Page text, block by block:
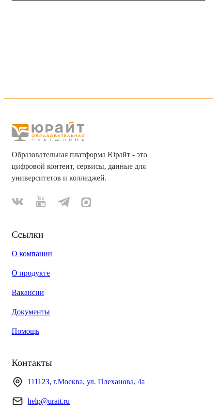
Образовательная платформа Юрайт - это
цифровой контент, сервисы, данные для
университетов и колледжей.
Ссылки
О компании
О продукте
Вакансии
Документы
Помощь
Контакты
111123, г.Москва, ул. Плеханова, 4а
help@urait.ru